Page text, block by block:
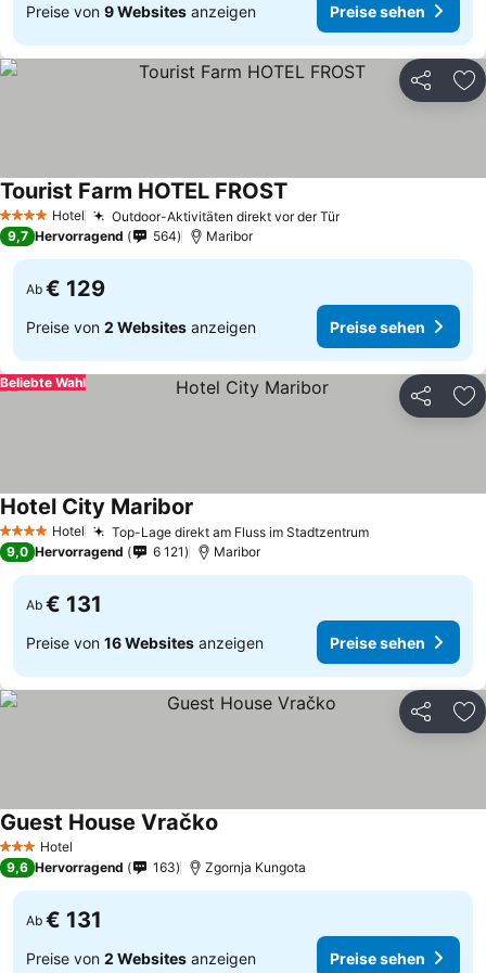
Preise von 9 Websites anzeigen Preise sehen
Teilen
4 Sterne Hotel Outdoor-Aktivitäten direkt vor der Tür
Tourist Farm HOTEL FROST
9,7 Hervorragend 564 Maribor
Ab € 129
Preise von 2 Websites anzeigen Preise sehen
Teilen
Beliebte Wahl
4 Sterne Hotel Top-Lage direkt am Fluss im Stadtzentrum
Hotel City Maribor
9,0 Hervorragend 6 121 Maribor
Ab € 131
Preise von 16 Websites anzeigen Preise sehen
Teilen
3 SterneHotel
Guest House Vračko
9,6 Hervorragend 163 Zgornja Kungota
Ab € 131
Preise von 2 Websites anzeigen Preise sehen